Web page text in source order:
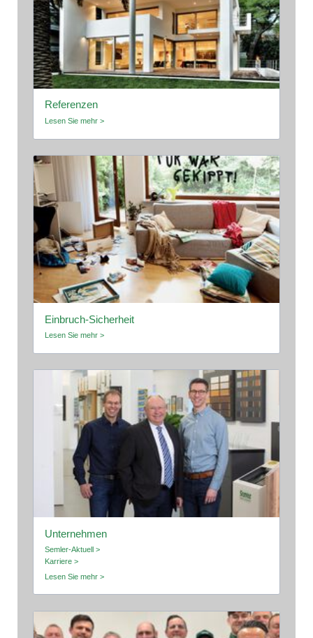
Referenzen
Lesen Sie mehr >
Einbruch-Sicherheit
Lesen Sie mehr >
Unternehmen
Semler-Aktuell >
Karriere >
Lesen Sie mehr >